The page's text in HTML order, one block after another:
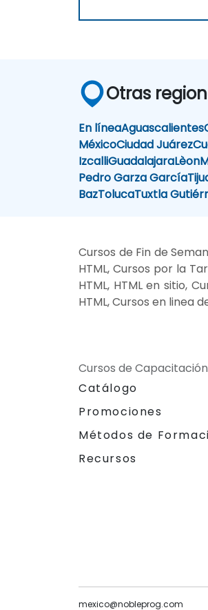
Otras
En líneaAguascalientes
MéxicoCiudad Juárez
IzcalliGuadalajaraLèon
Pedro Garza García
BazTolucaTuxtla
Cursos de Fin de
HTML, Cursos por la
HTML, HTML en sitio,
HTML, Cursos en linea
Cursos de Capacitación
Catálogo
Promociones
Métodos de
Recursos
mexico@nobleprog.com